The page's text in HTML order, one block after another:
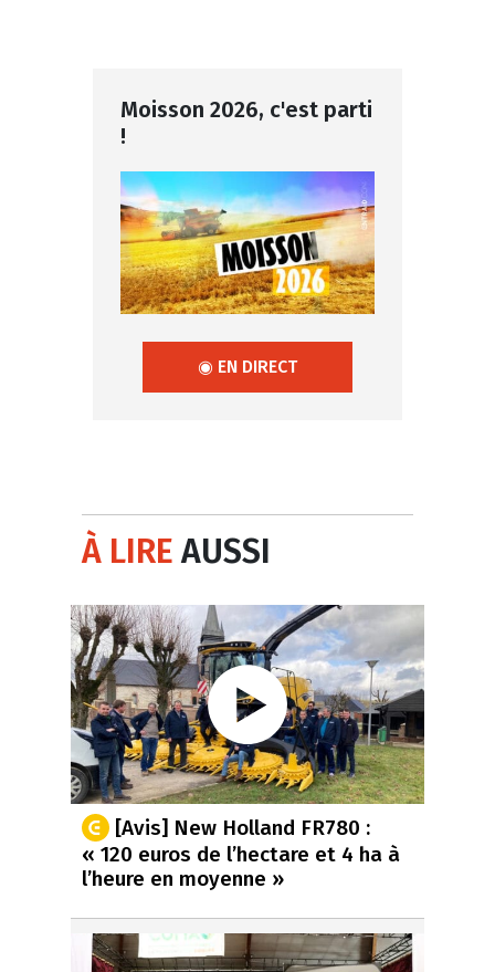
Moisson 2026, c'est parti
!
◉ EN DIRECT
À LIREAUSSI
[Avis] New Holland FR780 :
« 120 euros de l’hectare et 4 ha à
l’heure en moyenne »